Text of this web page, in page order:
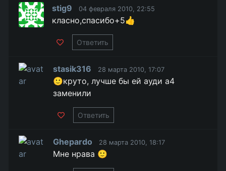
stig9 04 февраля 2010, 22:55
класно,спасибо+5👍
Ответить
stasik316 28 марта 2010, 17:07
🙂круто, лучше бы ей ауди а4
заменили
Ответить
Ghepardo 28 марта 2010, 18:17
Мне нрава 🙂